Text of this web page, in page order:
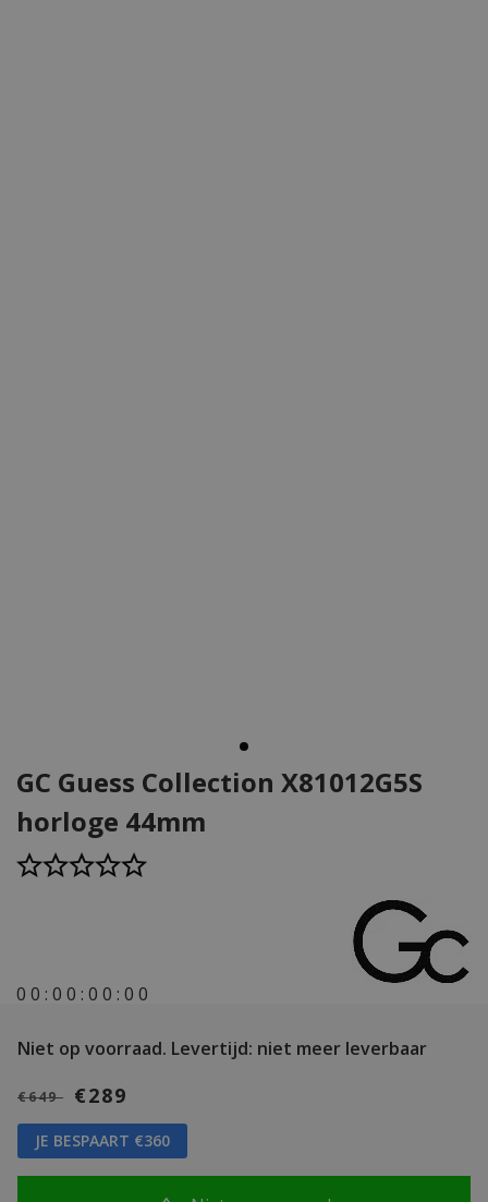
GC Guess Collection X81012G5S
horloge 44mm
0 0 : 0 0 : 0 0 : 0 0
Niet op voorraad. Levertijd: niet meer leverbaar
€649 €289
JE BESPAART €360